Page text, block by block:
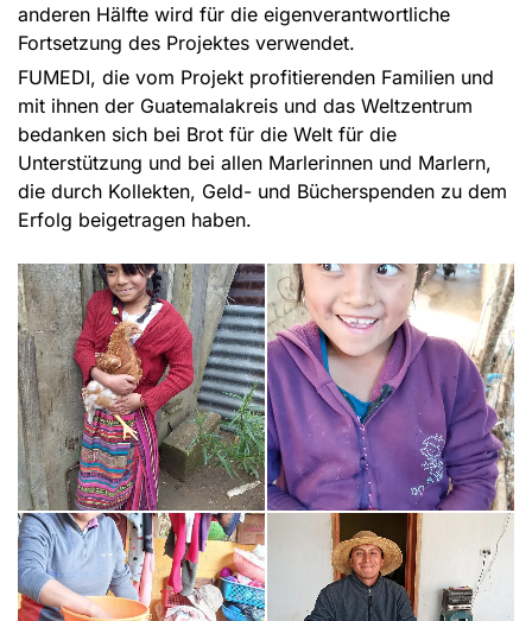
anderen Hälfte wird für die eigenverantwortliche
Fortsetzung des Projektes verwendet.
FUMEDI, die vom Projekt profitierenden Familien und
mit ihnen der Guatemalakreis und das Weltzentrum
bedanken sich bei Brot für die Welt für die
Unterstützung und bei allen Marlerinnen und Marlern,
die durch Kollekten, Geld- und Bücherspenden zu dem
Erfolg beigetragen haben.